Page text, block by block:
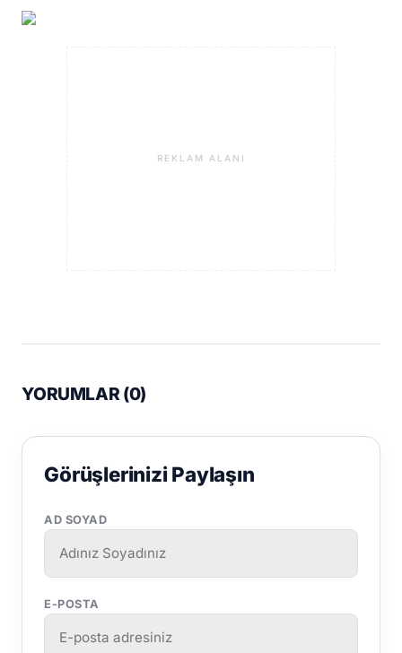
REKLAM ALANI
YORUMLAR (0)
Görüşlerinizi Paylaşın
AD SOYAD
E-POSTA